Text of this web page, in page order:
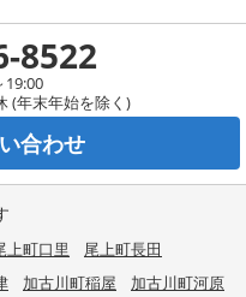
8522
19:00
(年末年始を除く)
合わせ
上町口里
尾上町長田
加古川町稲屋
加古川町河原